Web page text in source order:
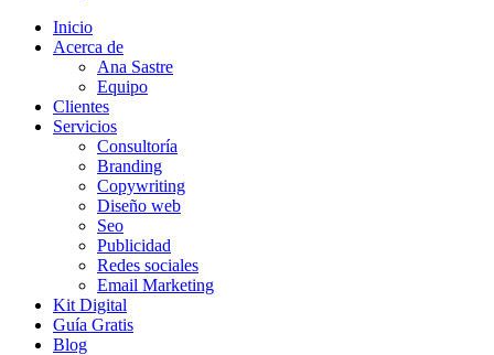
Inicio
Acerca de
Ana Sastre
Equipo
Clientes
Servicios
Consultoría
Branding
Copywriting
Diseño web
Seo
Publicidad
Redes sociales
Email Marketing
Kit Digital
Guía Gratis
Blog